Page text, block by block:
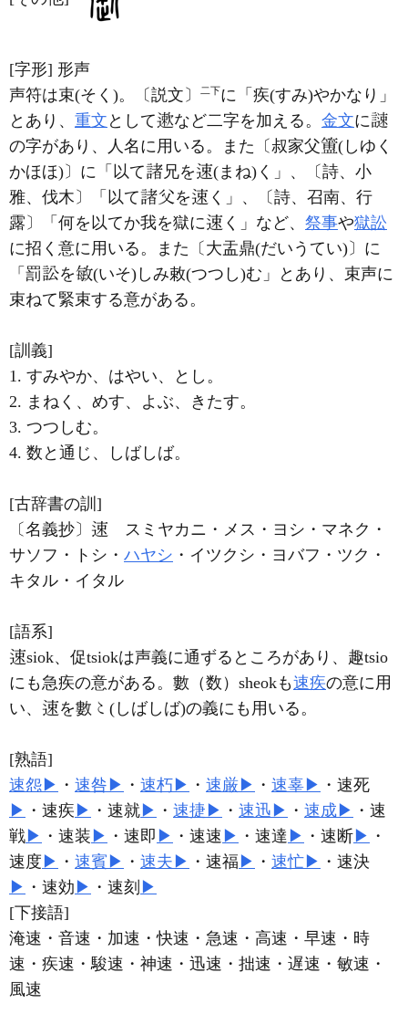
[字形] 形声
声符は束(そく)。〔説文〕
二下に「疾(すみ)やかなり」
とあり、 重文 として など二字を加える。 金文に
の字があり、人名に用いる。また〔叔家父
(しゆく
かほほ)〕に「以て
兄を
(まね)く」、〔詩、小
雅、伐木〕「以て
を
く」、〔詩、召南、行
露〕「何を以てか我を獄に
く」など、 祭事や獄訟
に招く意に用いる。また〔大盂鼎(だいうてい)〕に
「罰
を
(いそ)しみ敕(つつし)む」とあり、束声に
束ねて緊束する意がある。
[訓義]
1. すみやか、はやい、とし。
2. まねく、めす、よぶ、きたす。
3. つつしむ。
4. 数と通じ、しばしば。
[古辞書の訓]
〔名義抄〕
スミヤカニ・メス・ヨシ・マネク・
サソフ・トシ・ ハヤシ ・イツクシ・ヨバフ・ツク・
キタル・イタル
[語系]
siok、促tsiokは声義に通ずるところがあり、趣tsio
にも急疾の意がある。數（数）sheokも速疾の意に用
い、
を數 (しばしば)の義にも用いる。
[熟語]
速怨 ▶ ・ 速咎 ▶ ・ 速朽 ▶ ・ 速厳 ▶ ・ 速辜 ▶ ・速死
▶ ・速疾 ▶ ・速就 ▶ ・ 速捷 ▶ ・ 速迅 ▶ ・ 速成 ▶ ・速
戦 ▶ ・速装 ▶ ・速即 ▶ ・速速 ▶ ・速達 ▶ ・速断 ▶ ・
速度 ▶ ・ 速賓 ▶ ・ 速夫 ▶ ・速福 ▶ ・ 速忙 ▶ ・速決
▶ ・速効 ▶ ・速刻 ▶
[下接語]
淹速・音速・加速・快速・急速・高速・早速・時
速・疾速・駿速・神速・迅速・拙速・遅速・敏速・
風速